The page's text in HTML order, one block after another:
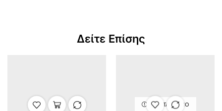
Δείτε Επίσης
ΕΞΑΝΤΛΗΜΈΝΟ